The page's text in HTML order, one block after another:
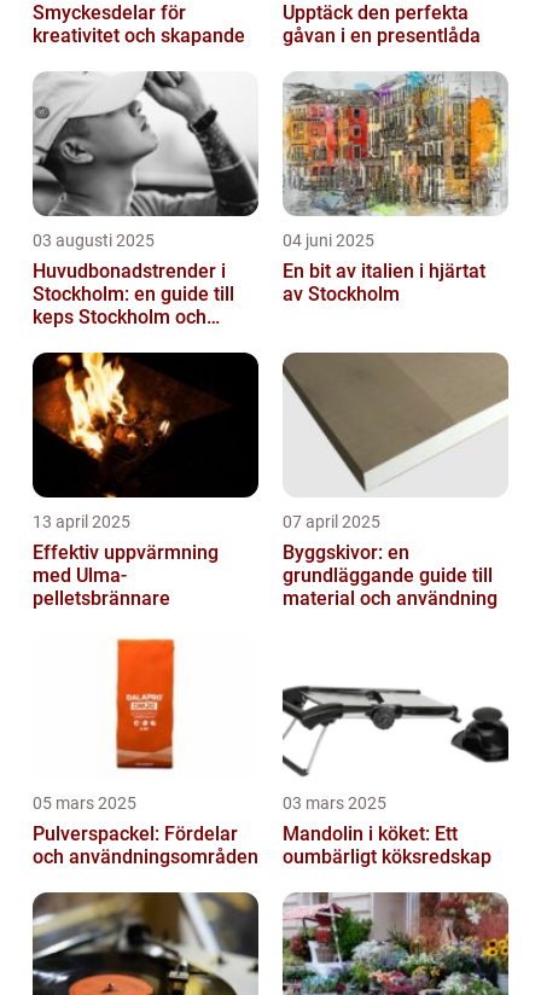
Smyckesdelar för
kreativitet och skapande
Upptäck den perfekta
gåvan i en presentlåda
03 augusti 2025
Huvudbonadstrender i
Stockholm: en guide till
keps Stockholm och
04 juni 2025
En bit av italien i hjärtat
av Stockholm
13 april 2025
Effektiv uppvärmning
med Ulma-
pelletsbrännare
07 april 2025
Byggskivor: en
grundläggande guide till
material och användning
05 mars 2025
Pulverspackel: Fördelar
och användningsområden
03 mars 2025
Mandolin i köket: Ett
oumbärligt köksredskap